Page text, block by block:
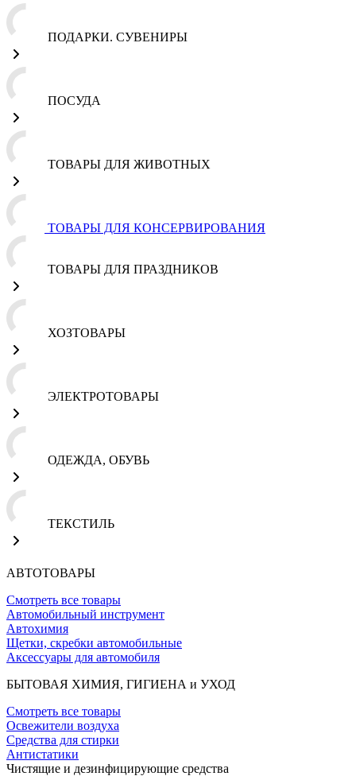
ПОДАРКИ. СУВЕНИРЫ
ПОСУДА
ТОВАРЫ ДЛЯ ЖИВОТНЫХ
ТОВАРЫ ДЛЯ КОНСЕРВИРОВАНИЯ
ТОВАРЫ ДЛЯ ПРАЗДНИКОВ
ХОЗТОВАРЫ
ЭЛЕКТРОТОВАРЫ
ОДЕЖДА, ОБУВЬ
ТЕКСТИЛЬ
АВТОТОВАРЫ
Смотреть все товары
Автомобильный инструмент
Автохимия
Щетки, скребки автомобильные
Аксессуары для автомобиля
БЫТОВАЯ ХИМИЯ, ГИГИЕНА и УХОД
Смотреть все товары
Освежители воздуха
Средства для стирки
Антистатики
Чистящие и дезинфицирующие средства